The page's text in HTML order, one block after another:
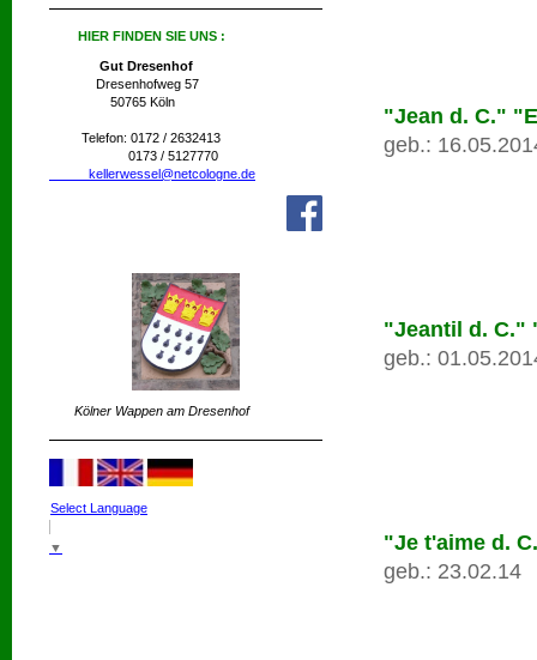
HIER FINDEN SIE UNS :
Gut Dresenhof
Dresenhofweg 57
50765 Köln
Telefon: 0172 / 2632413
0173 / 5127770
kellerwessel@netcologne.de
Kölner Wappen am Dresenhof
Select Language
▼
"Jean d. C."
geb.:
"Jeantil d. C."
geb.:
"Je t'aime d.
geb.: 23.02.14